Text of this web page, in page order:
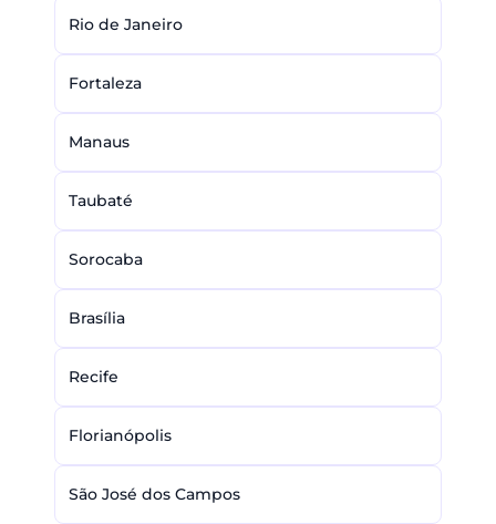
Rio de Janeiro
Fortaleza
Manaus
Taubaté
Sorocaba
Brasília
Recife
Florianópolis
São José dos Campos